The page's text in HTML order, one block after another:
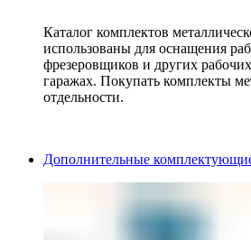
Каталог комплектов
использованы для оснащения
фрезеровщиков и других
гаражах. Покупать комплекты
отдельности.
Дополнительные